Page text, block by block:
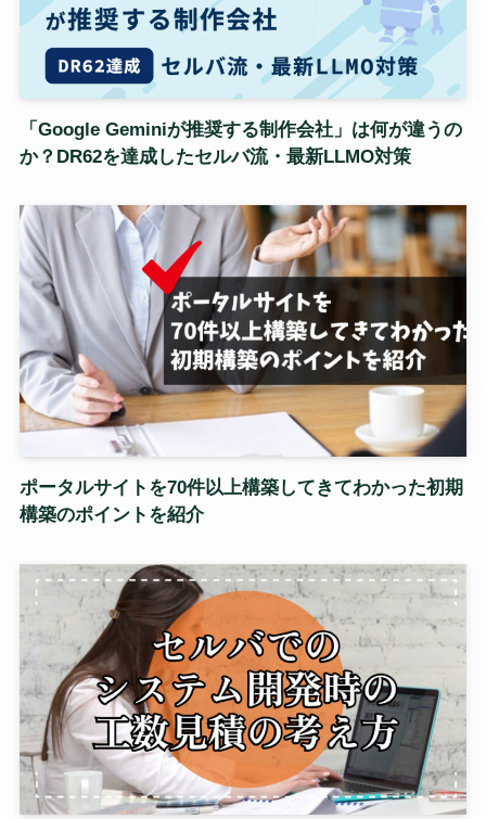
「Google Geminiが推奨する制作会社」は何が違うの
か？DR62を達成したセルバ流・最新LLMO対策
ポータルサイトを70件以上構築してきてわかった初期
構築のポイントを紹介